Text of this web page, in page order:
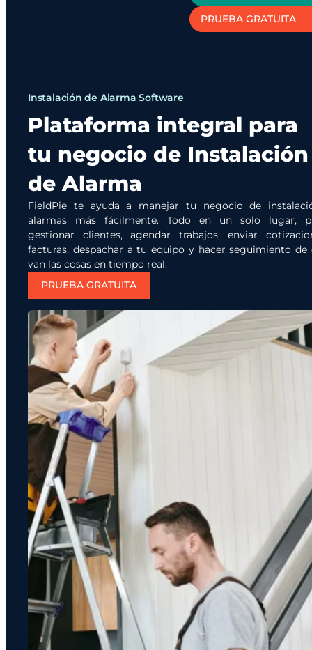
PRUEBA GRATUITA
Instalación de Alarma Software
Plataforma integral para
tu negocio de Instalación
de Alarma
FieldPie te ayuda a manejar tu negocio de
alarmas más fácilmente. Todo en un solo lugar,
gestionar clientes, agendar trabajos, enviar
facturas, despachar a tu equipo y hacer seguimiento de
van las cosas en tiempo real.
PRUEBA GRATUITA